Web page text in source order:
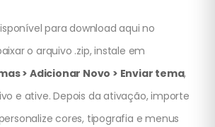
para download aqui no
o arquivo .zip, instale em
> Adicionar Novo > Enviar tema,
e ative. Depois da ativação, importe
cores, tipografia e menus